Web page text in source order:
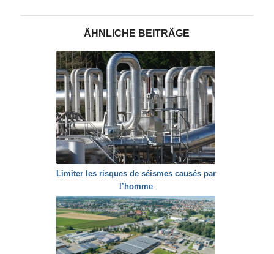
ÄHNLICHE BEITRÄGE
Limiter les risques de séismes causés par
l’homme